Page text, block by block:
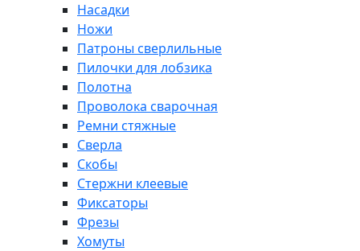
Насадки
Ножи
Патроны сверлильные
Пилочки для лобзика
Полотна
Проволока сварочная
Ремни стяжные
Сверла
Скобы
Стержни клеевые
Фиксаторы
Фрезы
Хомуты